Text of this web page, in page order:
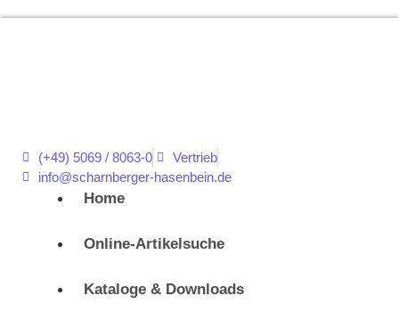
(+49) 5069 / 8063-0
Vertrieb
info@scharnberger-hasenbein.de
Home
Online-Artikelsuche
Kataloge & Downloads